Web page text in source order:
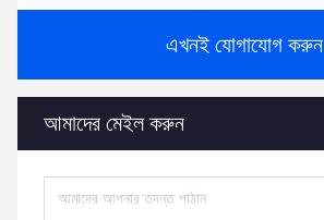
এখনই যোগাযোগ করুন
আমাদের মেইল ​​করুন